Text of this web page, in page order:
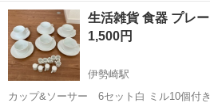
生活雑貨 食器 プレー
1,500円
伊勢崎駅
カップ&ソーサー 6セット白 ミル10個付き